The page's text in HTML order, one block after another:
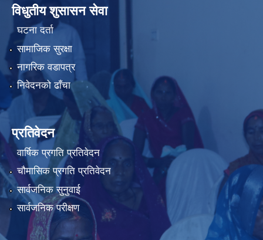
विधुतीय शुसासन सेवा
घटना दर्ता
सामाजिक सुरक्षा
नागरिक वडापत्र
निवेदनको ढाँचा
प्रतिवेदन
वार्षिक प्रगति प्रतिवेदन
चौमासिक प्रगति प्रतिवेदन
सार्वजनिक सुनुवाई
सार्वजनिक परीक्षण